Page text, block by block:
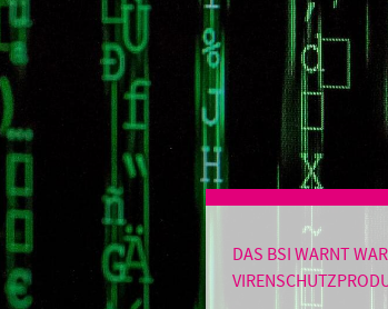
Höchstleistung,
Flexibilität,
Zuverlässigkeit und
Sicherheit
Backup und Recovery
Die Lebensversicherung
für Ihre Daten
Spart Kosten, Zeit und
Energie
Business Solutions
Prozesse effizient
gestalten
DAS BSI WARNT